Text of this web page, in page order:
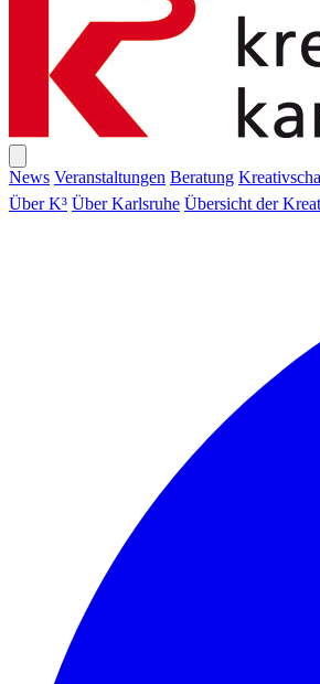
News Veranstaltungen Beratung
Über K³ Über Karlsruhe Übersicht der